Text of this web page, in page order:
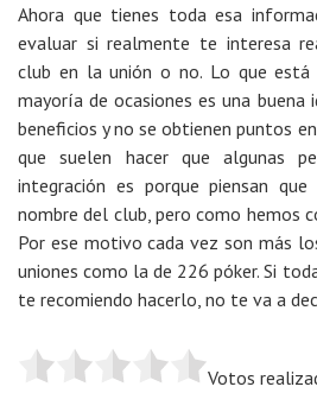
Ahora que tienes toda esa
evaluar si realmente te interesa
club en la unión o no. Lo que
mayoría de ocasiones es una buena
beneficios y no se obtienen puntos
que suelen hacer que algunas
integración es porque piensan
nombre del club, pero como hemos
Por ese motivo cada vez son más
uniones como la de 226 póker. Si
te recomiendo hacerlo, no te va a
Votos